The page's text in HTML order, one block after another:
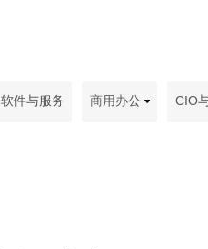
软件与服务 商用办公 CIO